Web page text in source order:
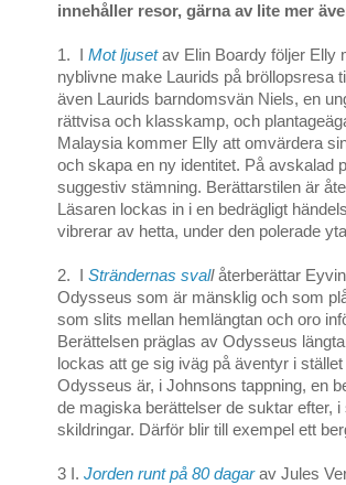
innehåller resor, gärna av lite mer
1. I Mot ljusetav Elin Boardy följer Elly
nyblivne make Laurids på bröllopsresa
även Laurids barndomsvän Niels, en
rättvisa och klasskamp, och
Malaysia kommer Elly att omvärdera
och skapa en ny identitet. På avskalad
suggestiv stämning. Berättarstilen är
Läsaren lockas in i en bedrägligt
vibrerar av hetta, under den polerade
2. I Strändernas svallåterberättar
Odysseus som är mänsklig och som
som slits mellan hemlängtan och oro
Berättelsen präglas av Odysseus
lockas att ge sig iväg på äventyr i
Odysseus är, i Johnsons tappning, en
de magiska berättelser de suktar efter,
skildringar. Därför blir till exempel ett
3 I. Jorden runt på 80 dagarav Jules